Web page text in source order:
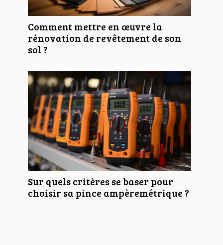
Comment mettre en œuvre la
rénovation de revêtement de son
sol ?
Sur quels critères se baser pour
choisir sa pince ampèremétrique ?